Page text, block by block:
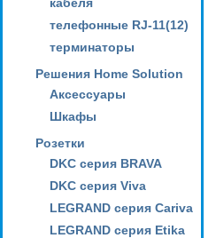
телефонные RJ-11(12)
терминаторы
Решения Home Solution
Аксессуары
Шкафы
Розетки
DKC серия BRAVA
DKC серия Viva
LEGRAND серия Cariva
LEGRAND серия Etika